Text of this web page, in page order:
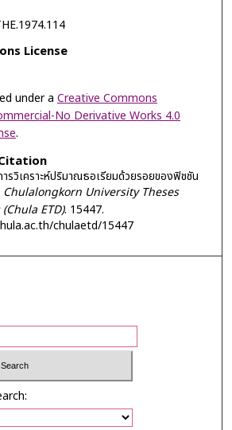
License
under a Creative Commons
No Derivative Works 4.0
.
วิเคราะห์ปริมาณธอเรียมด้วยรอยของฟิชชัน
Chulalongkorn University Theses
ETD). 15447.
chulaetd/15447